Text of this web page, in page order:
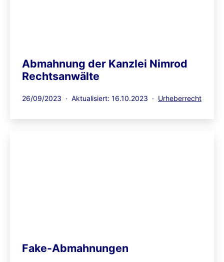
Abmahnung der Kanzlei Nimrod
Rechtsanwälte
Veröffentlicht
26/09/2023 Aktualisiert: 16.10.2023
Kategorisiert
Urheberrecht
Fake-Abmahnungen